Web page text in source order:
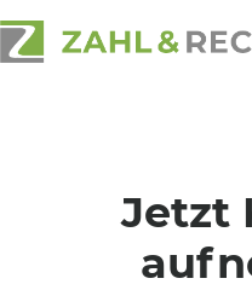
Schwerpunkte
Jetzt